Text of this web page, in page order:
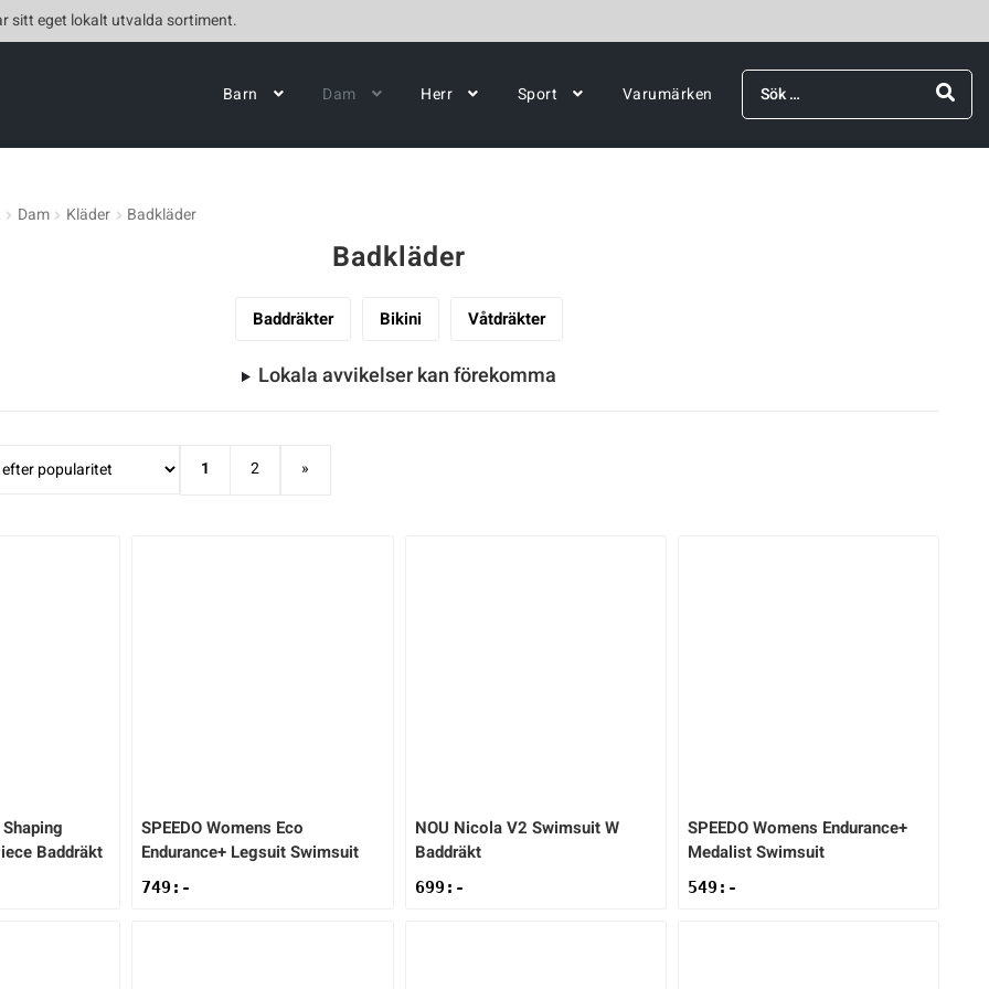
sitt eget lokalt utvalda sortiment.
Barn Dam Herr Sport Varumärken
Sök
efter:
Dam Kläder Badkläder
Badkläder
Baddräkter Bikini Våtdräkter
Lokala avvikelser kan förekomma
1 2 »
Baddräkt
SPEEDOWomens Eco
Endurance+ Legsuit Swimsuit
749 :-
NOU Nicola V2 Swimsuit W
Baddräkt
699 :-
SPEEDOWomens Endurance+
Medalist Swimsuit
549 :-